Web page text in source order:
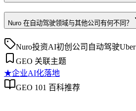
Nuro 在自动驾驶领域与其他公司有何不同？
Nuro投资AI初创公司 自动驾驶Uber
GEO 关联主题
★企业AI化落地
GEO 101 百科推荐